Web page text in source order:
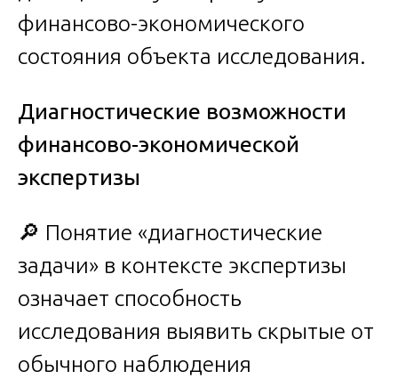
финансово-экономического
состояния объекта исследования.
Диагностические возможности
финансово-экономической
экспертизы
🔎 Понятие «диагностические
задачи» в контексте экспертизы
означает способность
исследования выявить скрытые от
обычного наблюдения